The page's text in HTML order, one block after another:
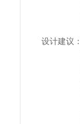
设计建议 ：